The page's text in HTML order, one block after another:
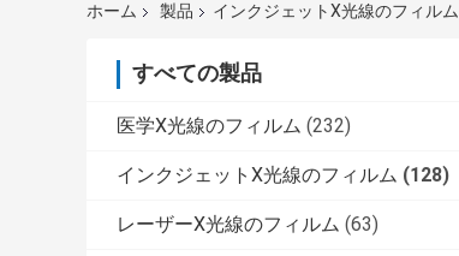
ホーム 製品 インクジェットX光線のフィルム
すべての製品
医学X光線のフィルム (232)
インクジェットX光線のフィルム (128)
レーザーX光線のフィルム (63)